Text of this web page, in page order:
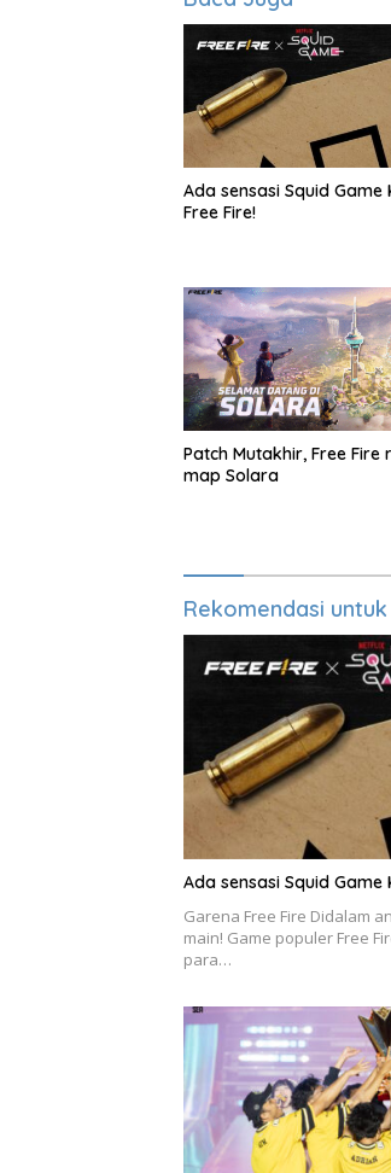
Ada sensasi Squid Game
Free Fire!
Patch Mutakhir, Free Fire
map Solara
Rekomendasi
Ada sensasi Squid Game
Garena Free Fire Didalam
main! Game populer Free
para…